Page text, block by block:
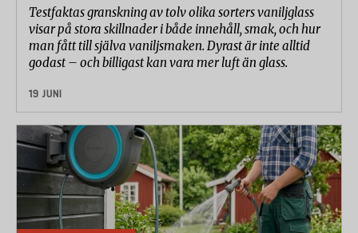
Testfaktas granskning av tolv olika sorters vaniljglass
visar på stora skillnader i både innehåll, smak, och hur
man fått till själva vaniljsmaken. Dyrast är inte alltid
godast – och billigast kan vara mer luft än glass.
19 JUNI